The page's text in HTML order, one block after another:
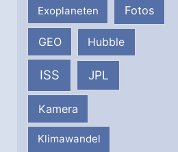
Exoplaneten Fotos
GEO Hubble
ISS JPL
Kamera
Klimawandel